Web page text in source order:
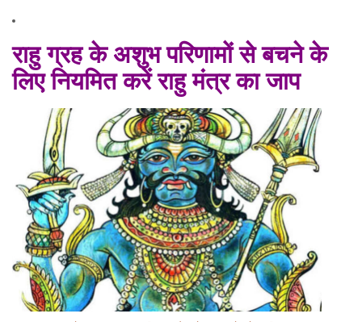
राहु ग्रह के अशुभ परिणामों से बचने के
लिए नियमित करें राहु मंत्र का जाप